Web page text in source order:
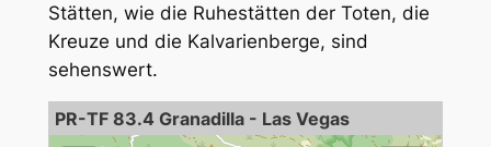
Stätten, wie die Ruhestätten der Toten, die
Kreuze und die Kalvarienberge, sind
sehenswert.
PR-TF 83.4 Granadilla - Las Vegas